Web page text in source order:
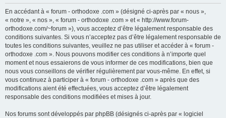
En accédant à « forum - orthodoxe .com » (désigné ci-après par « nous »,
« notre », « nos », « forum - orthodoxe .com » et « http://www.forum-
orthodoxe.com/~forum »), vous acceptez d’être légalement responsable des
conditions suivantes. Si vous n’acceptez pas d’être légalement responsable de
toutes les conditions suivantes, veuillez ne pas utiliser et accéder à « forum -
orthodoxe .com ». Nous pouvons modifier ces conditions à n’importe quel
moment et nous essaierons de vous informer de ces modifications, bien que
nous vous conseillons de vérifier régulièrement par vous-même. En effet, si
vous continuez à participer à « forum - orthodoxe .com » après que des
modifications aient été effectuées, vous acceptez d’être légalement
responsable des conditions modifiées et mises à jour.
Nos forums sont développés par phpBB (désignés ci-après par « logiciel